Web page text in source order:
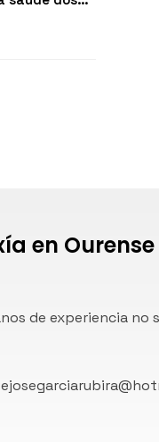
en Ourense
de experiencia